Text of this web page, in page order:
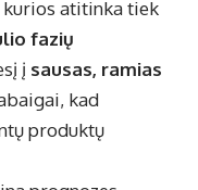
atitinka tiek
fazių
į sausas, ramias
kad
produktų